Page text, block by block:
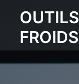
OUTILS
FROIDS